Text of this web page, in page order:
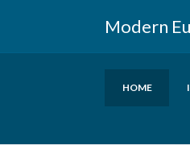
Modern
HOME